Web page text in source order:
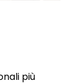
più